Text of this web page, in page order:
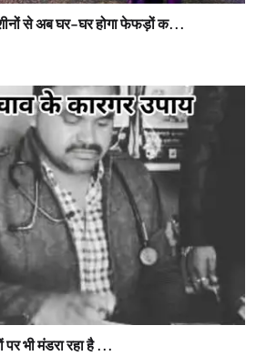
से अब घर-घर होगा फेफड़ों क...
भी मंडरा रहा है ...